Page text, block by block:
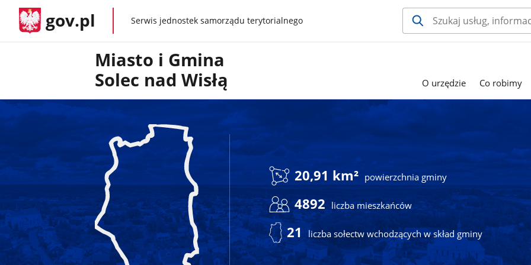
gov.pl gov.plSerwis jednostek samorządu terytorialnego
Miasto i Gmina
Solec nad Wisłą
O urzędzie Co robimy
20,91 km² powierzchnia gminy
4892 liczba mieszkańców
21 liczba sołectw wchodzących w skład gminy